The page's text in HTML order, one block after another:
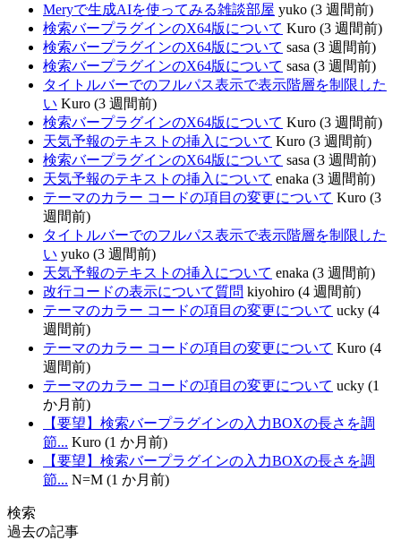
Meryで生成AIを使ってみる雑談部屋 yuko (3 週間前)
検索バープラグインのX64版について Kuro (3 週間前)
検索バープラグインのX64版について sasa (3 週間前)
検索バープラグインのX64版について sasa (3 週間前)
タイトルバーでのフルパス表示で表示階層を制限した
い Kuro (3 週間前)
検索バープラグインのX64版について Kuro (3 週間前)
天気予報のテキストの挿入について Kuro (3 週間前)
検索バープラグインのX64版について sasa (3 週間前)
天気予報のテキストの挿入について enaka (3 週間前)
テーマのカラー コードの項目の変更について Kuro (3
週間前)
タイトルバーでのフルパス表示で表示階層を制限した
い yuko (3 週間前)
天気予報のテキストの挿入について enaka (3 週間前)
改行コードの表示について質問 kiyohiro (4 週間前)
テーマのカラー コードの項目の変更について ucky (4
週間前)
テーマのカラー コードの項目の変更について Kuro (4
週間前)
テーマのカラー コードの項目の変更について ucky (1
か月前)
【要望】検索バープラグインの入力BOXの長さを調
節... Kuro (1 か月前)
【要望】検索バープラグインの入力BOXの長さを調
節... N=M (1 か月前)
検索
過去の記事